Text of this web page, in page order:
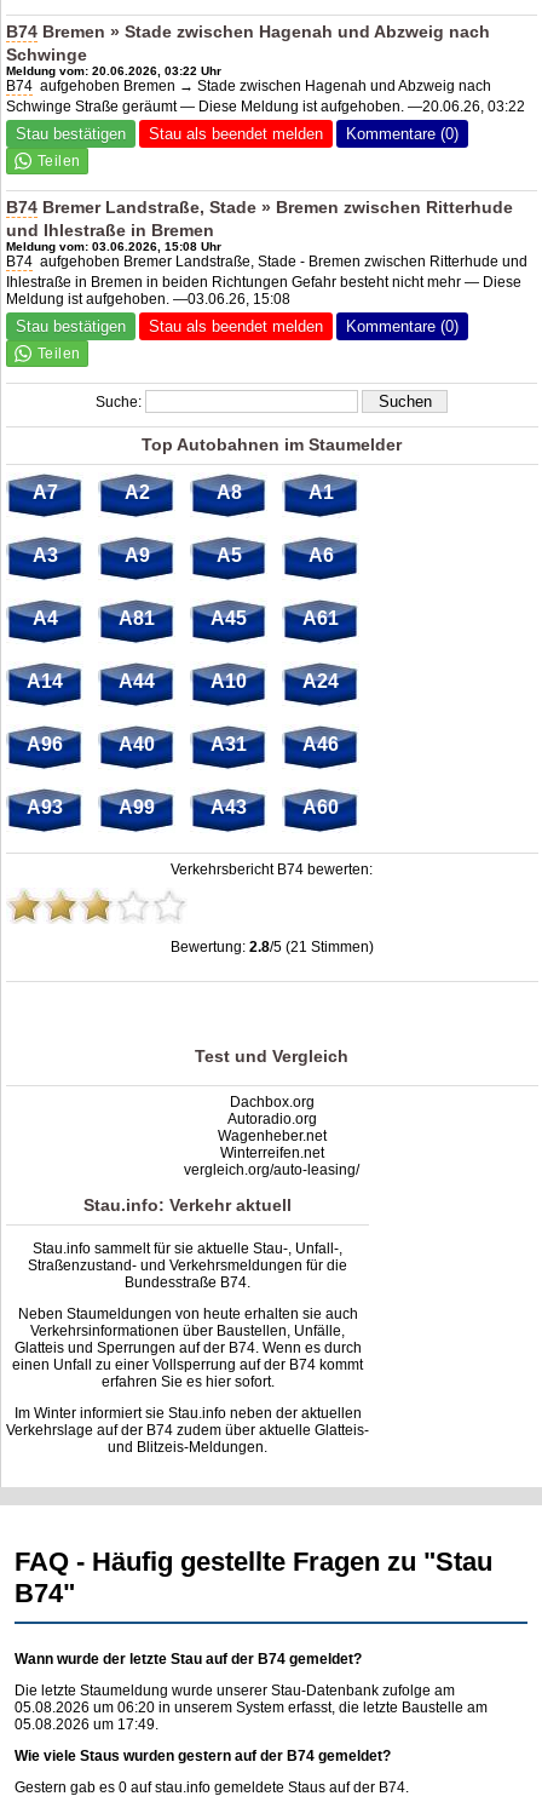
B74 Bremen » Stade zwischen Hagenah und Abzweig nach
Schwinge
Meldung vom: 20.06.2026, 03:22 Uhr
B74 aufgehoben Bremen → Stade zwischen Hagenah und Abzweig nach
Schwinge Straße geräumt — Diese Meldung ist aufgehoben. —20.06.26, 03:22
Stau bestätigen Stau als beendet melden Kommentare (0)
B74 Bremer Landstraße, Stade » Bremen zwischen Ritterhude
und Ihlestraße in Bremen
Meldung vom: 03.06.2026, 15:08 Uhr
B74 aufgehoben Bremer Landstraße, Stade - Bremen zwischen Ritterhude und
Ihlestraße in Bremen in beiden Richtungen Gefahr besteht nicht mehr — Diese
Meldung ist aufgehoben. —03.06.26, 15:08
Stau bestätigen Stau als beendet melden Kommentare (0)
Suche:
Top Autobahnen im Staumelder
A7 A2 A8 A1
A3 A9 A5 A6
A4 A81 A45 A61
A14 A44 A10 A24
A96 A40 A31 A46
A93 A99 A43 A60
Verkehrsbericht B74 bewerten:
Bewertung: 2.8/5 (21 Stimmen)
Stau B74: Unfälle, Sperrung & Baustellen | Staumelder B74 ,2.8out of5based
Test und Vergleich
Dachbox.org
Autoradio.org
Wagenheber.net
Winterreifen.net
vergleich.org/auto-leasing/
Stau.info: Verkehr aktuell
Stau.info sammelt für sie aktuelle Stau-, Unfall-,
Straßenzustand- und Verkehrsmeldungen für die
Bundesstraße B74.
Neben Staumeldungen von heute erhalten sie auch
Verkehrsinformationen über Baustellen, Unfälle,
Glatteis und Sperrungen auf der B74. Wenn es durch
einen Unfall zu einer Vollsperrung auf der B74 kommt
erfahren Sie es hier sofort.
Im Winter informiert sie Stau.info neben der aktuellen
Verkehrslage auf der B74 zudem über aktuelle Glatteis-
und Blitzeis-Meldungen.
FAQ - Häufig gestellte Fragen zu "Stau
B74"
Wann wurde der letzte Stau auf der B74 gemeldet?
Die letzte Staumeldung wurde unserer Stau-Datenbank zufolge am
05.08.2026 um 06:20 in unserem System erfasst, die letzte Baustelle am
05.08.2026 um 17:49.
Wie viele Staus wurden gestern auf der B74 gemeldet?
Gestern gab es 0 aufstau.info gemeldete Staus auf der B74.